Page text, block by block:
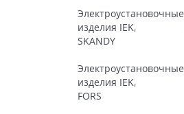
Электроустановочные
изделия IEK,
SKANDY
Электроустановочные
изделия IEK,
FORS